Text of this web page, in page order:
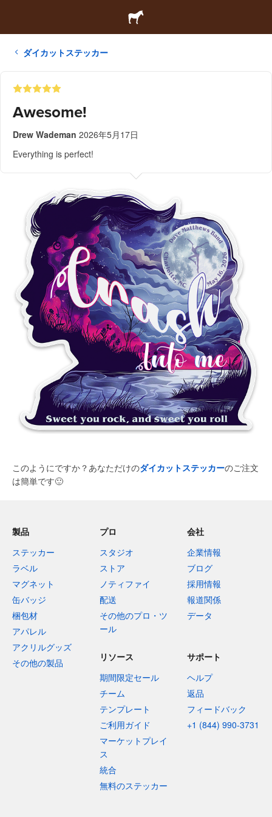
ダイカットステッカー
Awesome!
Drew Wademan 2026年5月17日
Everything is perfect!
このようにですか？あなただけのダイカットステッカーのご注文
は簡単です🙂
製品
ステッカー
ラベル
マグネット
缶バッジ
梱包材
アパレル
アクリルグッズ
その他の製品
プロ
スタジオ
ストア
ノティファイ
配送
その他のプロ・ツ
ール
会社
企業情報
ブログ
採用情報
報道関係
データ
リソース
期間限定セール
チーム
テンプレート
ご利用ガイド
マーケットプレイ
ス
統合
無料のステッカー
サポート
ヘルプ
返品
フィードバック
+1 (844) 990-3731